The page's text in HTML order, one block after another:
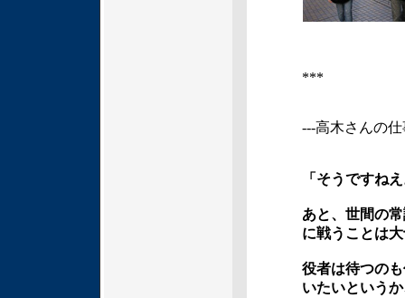
***
---高木さんの
「そうですね
あと、世間の
に戦うことは
役者は待つの
いたいという